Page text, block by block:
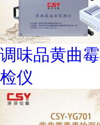
调味品黄曲
检仪